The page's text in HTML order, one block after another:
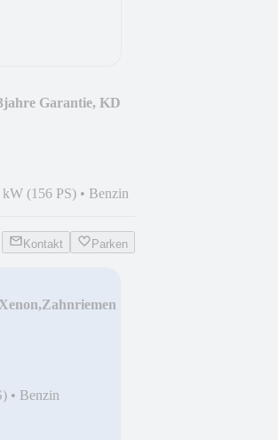
Garantie, KD
kW (156 PS) • Benzin
Kontakt Parken
• Benzin